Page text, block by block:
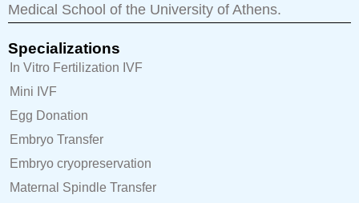
Medical School of the University of Athens.
Specializations
In Vitro Fertilization IVF
Mini IVF
Egg Donation
Embryo Transfer
Embryo cryopreservation
Maternal Spindle Transfer